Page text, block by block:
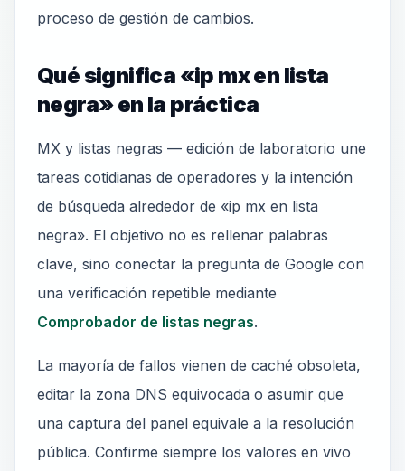
proceso de gestión de cambios.
Qué significa «ip mx en lista
negra» en la práctica
MX y listas negras — edición de laboratorio une
tareas cotidianas de operadores y la intención
de búsqueda alrededor de «ip mx en lista
negra». El objetivo no es rellenar palabras
clave, sino conectar la pregunta de Google con
una verificación repetible mediante
Comprobador de listas negras.
La mayoría de fallos vienen de caché obsoleta,
editar la zona DNS equivocada o asumir que
una captura del panel equivale a la resolución
pública. Confirme siempre los valores en vivo